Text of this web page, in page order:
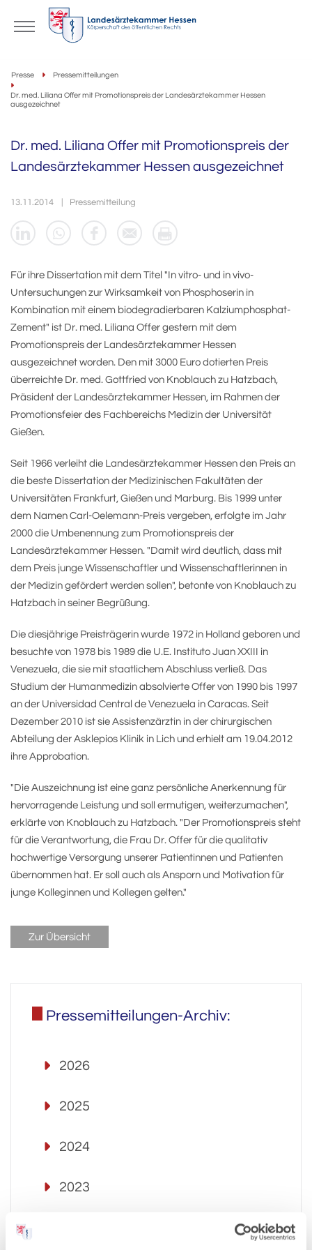
Presse Pressemitteilungen
Dr. med. Liliana Offer mit Promotionspreis der Landesärztekammer Hessen
ausgezeichnet
Dr. med. Liliana Offer mit Promotionspreis der
Landesärztekammer Hessen ausgezeichnet
13.11.2014 Pressemitteilung
Für ihre Dissertation mit dem Titel "In vitro- und in vivo-
Untersuchungen zur Wirksamkeit von Phosphoserin in
Kombination mit einem biodegradierbaren Kalziumphosphat-
Zement" ist Dr. med. Liliana Offer gestern mit dem
Promotionspreis der Landesärztekammer Hessen
ausgezeichnet worden. Den mit 3000 Euro dotierten Preis
überreichte Dr. med. Gottfried von Knoblauch zu Hatzbach,
Präsident der Landesärztekammer Hessen, im Rahmen der
Promotionsfeier des Fachbereichs Medizin der Universität
Gießen.
Seit 1966 verleiht die Landesärztekammer Hessen den Preis an
die beste Dissertation der Medizinischen Fakultäten der
Universitäten Frankfurt, Gießen und Marburg. Bis 1999 unter
dem Namen Carl-Oelemann-Preis vergeben, erfolgte im Jahr
2000 die Umbenennung zum Promotionspreis der
Landesärztekammer Hessen. "Damit wird deutlich, dass mit
dem Preis junge Wissenschaftler und Wissenschaftlerinnen in
der Medizin gefördert werden sollen", betonte von Knoblauch zu
Hatzbach in seiner Begrüßung.
Die diesjährige Preisträgerin wurde 1972 in Holland geboren und
besuchte von 1978 bis 1989 die U.E. Instituto Juan XXIII in
Venezuela, die sie mit staatlichem Abschluss verließ. Das
Studium der Humanmedizin absolvierte Offer von 1990 bis 1997
an der Universidad Central de Venezuela in Caracas. Seit
Dezember 2010 ist sie Assistenzärztin in der chirurgischen
Abteilung der Asklepios Klinik in Lich und erhielt am 19.04.2012
ihre Approbation.
"Die Auszeichnung ist eine ganz persönliche Anerkennung für
hervorragende Leistung und soll ermutigen, weiterzumachen",
erklärte von Knoblauch zu Hatzbach. "Der Promotionspreis steht
für die Verantwortung, die Frau Dr. Offer für die qualitativ
hochwertige Versorgung unserer Patientinnen und Patienten
übernommen hat. Er soll auch als Ansporn und Motivation für
junge Kolleginnen und Kollegen gelten."
Zur Übersicht
Pressemitteilungen-Archiv:
2026
2025
2024
2023